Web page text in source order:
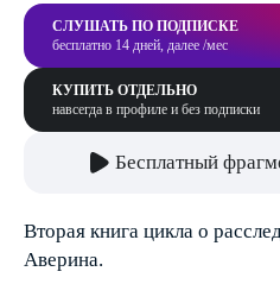
СЛУШАТЬ ПО ПОДПИСКЕ
бесплатно 14 дней, далее /мес
КУПИТЬ ОТДЕЛЬНО
навсегда в профиле и без подписки
Бесплатный
Вторая книга цикла о
Аверина.